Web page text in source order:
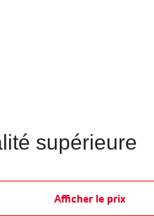
supérieure
Afficher le prix